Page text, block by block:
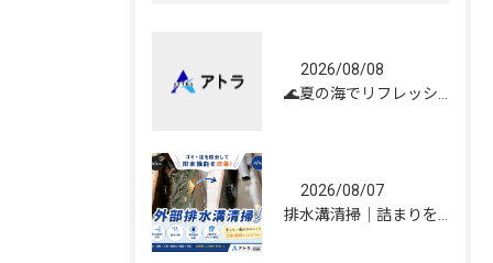
2026/08/08
🌊夏の海でリフレッシュしてきました！☀️
2026/08/07
排水溝清掃｜詰まりを解消し、雨水の流れを改善しました！